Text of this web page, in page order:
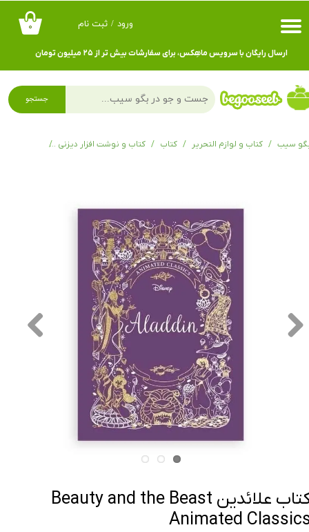
۰ ورود / ثبت نام
حساب کاربری من
تغییر گذر واژه
سفارشات
ارسال رایگان با سرویس ماهِکس، برای سفارشات بیش تر از ۲۵ میلیون تومان
جستجو
سیب کتاب و لوازم التحریر کتاب کتاب و نوشت افزار دیزنی
کتاب علائدین Beauty and the Beast
Animated